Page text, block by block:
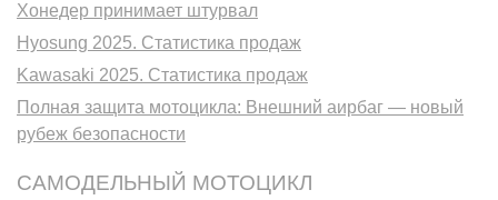
Хонедер принимает штурвал
Hyosung 2025. Статистика продаж
Kawasaki 2025. Статистика продаж
Полная защита мотоцикла: Внешний аирбаг — новый
рубеж безопасности
САМОДЕЛЬНЫЙ МОТОЦИКЛ